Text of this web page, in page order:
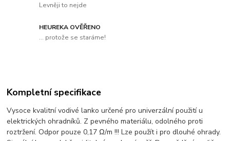
Levněji to nejde
HEUREKA OVĚŘENO
... protože se staráme!
Kompletní specifikace
Vysoce kvalitní vodivé lanko určené pro univerzální použití u
elektrických ohradníků. Z pevného materiálu, odolného proti
roztržení. Odpor pouze 0,17 Ω/m !!! Lze použít i pro dlouhé ohrady.